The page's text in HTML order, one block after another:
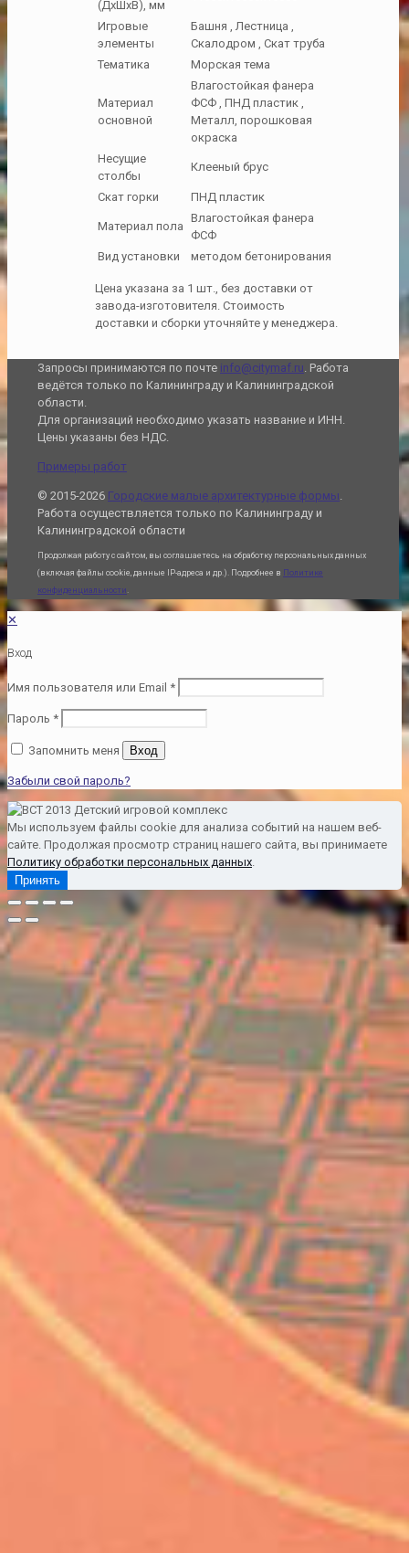
(ДхШхВ), мм
Игровые
элементы
Башня , Лестница ,
Скалодром , Скат труба
Тематика
Морская тема
Материал
основной
Влагостойкая фанера
ФСФ , ПНД пластик ,
Металл, порошковая
окраска
Несущие
столбы
Клееный брус
Скат горки ПНД пластик
Материал пола
Влагостойкая фанера
ФСФ
Вид установки
методом бетонирования
Цена указана за 1 шт., без доставки от
завода-изготовителя. Стоимость
доставки и сборки уточняйте у менеджера.
Запросы принимаются по почте info@citymaf.ru. Работа
ведётся только по Калининграду и Калининградской
области.
Для организаций необходимо указать название и ИНН.
Цены указаны без НДС.
Примеры работ
© 2015-2026 Городские малые архитектурные формы.
Работа осуществляется только по Калининграду и
Калининградской области
Продолжая работу с сайтом, вы соглашаетесь на обработку персональных данных
(включая файлы cookie, данные IP-адреса и др.). Подробнее в Политике
конфиденциальности .
✕
Вход
Имя пользователя или Email *
Пароль *
Запомнить меня Вход
Забыли свой пароль?
Мы используем файлы cookie для анализа событий на нашем веб-
сайте. Продолжая просмотр страниц нашего сайта, вы принимаете
Политику обработки персональных данных
Принять